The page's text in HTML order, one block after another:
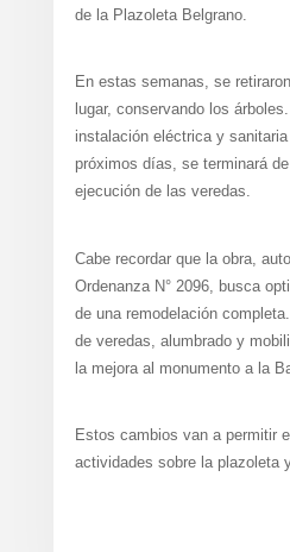
de la Plazoleta Belgrano.
En estas semanas, se
lugar, conservando los
instalación eléctrica y
próximos días, se terminará
ejecución de las veredas.
Cabe recordar que la obra,
Ordenanza N° 2096, busca
de una remodelación
de veredas, alumbrado y
la mejora al monumento a la
Estos cambios van a permitir
actividades sobre la plazoleta